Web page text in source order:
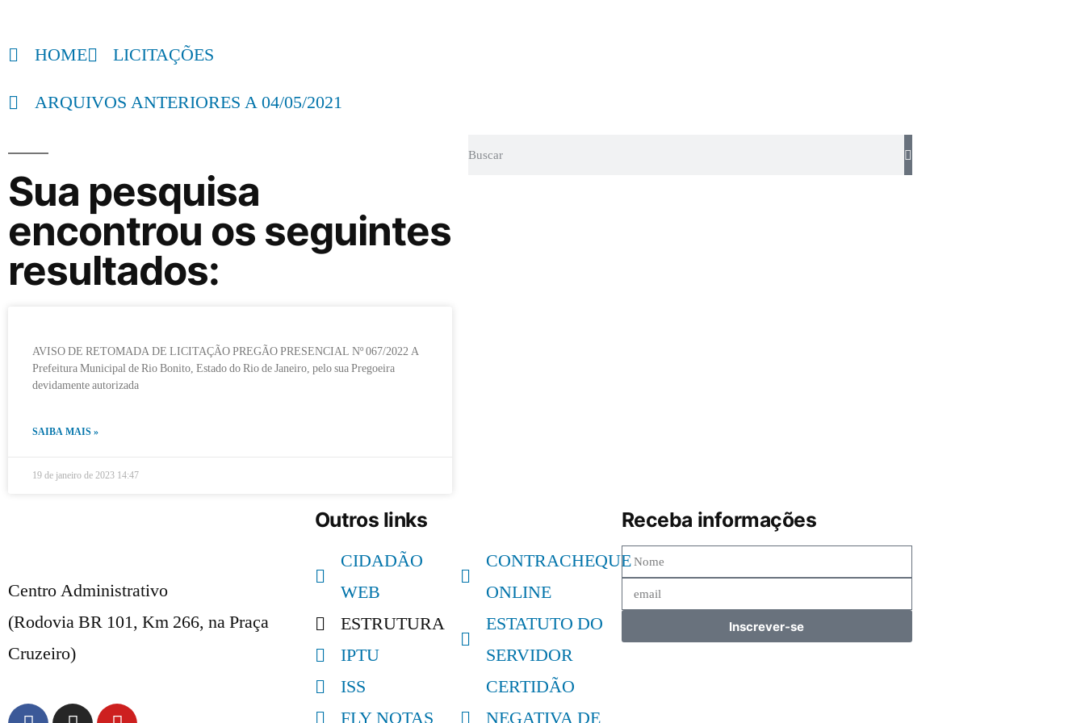
HOME LICITAÇÕES
ARQUIVOS ANTERIORES A 04/05/2021
Sua pesquisa
encontrou os seguintes
resultados:
AVISO DE RETOMADA DE LICITAÇÃO PREGÃO PRESENCIAL Nº 067/2022 A
Prefeitura Municipal de Rio Bonito, Estado do Rio de Janeiro, pelo sua Pregoeira
devidamente autorizada
SAIBA MAIS »
19 de janeiro de 2023 14:47
Centro Administrativo
(Rodovia BR 101, Km 266, na Praça
Cruzeiro)
Outros links
CIDADÃO
WEB
ESTRUTURA
IPTU
ISS
FLY NOTAS
CONTRACHEQUE
ONLINE
ESTATUTO DO
SERVIDOR
CERTIDÃO
NEGATIVA DE
Receba informações
Inscrever-se